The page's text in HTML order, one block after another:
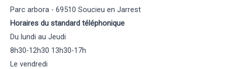
Parc arbora - 69510 Soucieu en Jarrest
Horaires du standard téléphonique
Du lundi au Jeudi
8h30-12h30 13h30-17h
Le vendredi